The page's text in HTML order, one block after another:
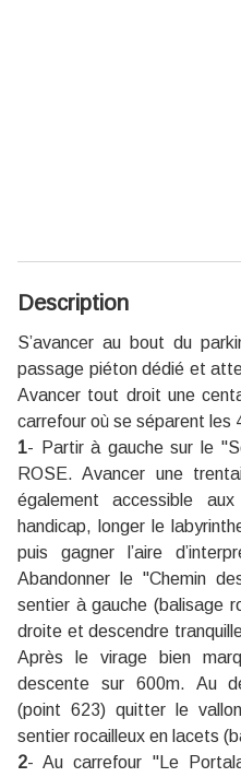
Description
S’avancer au bout du
passage piéton dédié et
Avancer tout droit une
carrefour où se séparent les
1- Partir à gauche sur le
ROSE. Avancer une
également accessible
handicap, longer le
puis gagner l’aire
Abandonner le "Chemin
sentier à gauche (balisage
droite et descendre
Après le virage bien
descente sur 600m. Au
(point 623) quitter le
sentier rocailleux en lacets
2- Au carrefour "Le